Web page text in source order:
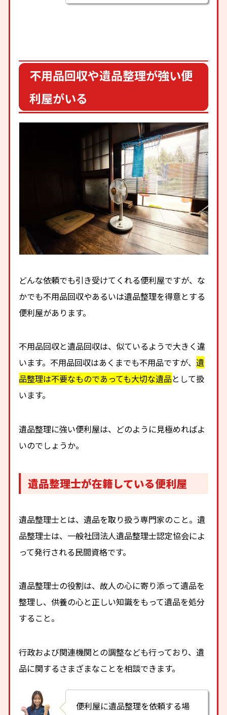
不用品回収や遺品整理が強い便
利屋がいる
どんな依頼でも引き受けてくれる便利屋ですが、な
かでも不用品回収やあるいは遺品整理を得意とする
便利屋があります。
不用品回収と遺品回収は、似ているようで大きく違
います。不用品回収はあくまでも不用品ですが、遺
品整理は不要なものであっても大切な遺品として扱
います。
遺品整理に強い便利屋は、どのように見極めればよ
いのでしょうか。
遺品整理士が在籍している便利屋
遺品整理士とは、遺品を取り扱う専門家のこと。遺
品整理士は、一般社団法人遺品整理士認定協会によ
って発行される民間資格です。
遺品整理士の役割は、故人の心に寄り添って遺品を
整理し、供養の心と正しい知識をもって遺品を処分
すること。
行政および関連機関との調整なども行っており、遺
品に関するさまざまなことを相談できます。
便利屋に遺品整理を依頼する場